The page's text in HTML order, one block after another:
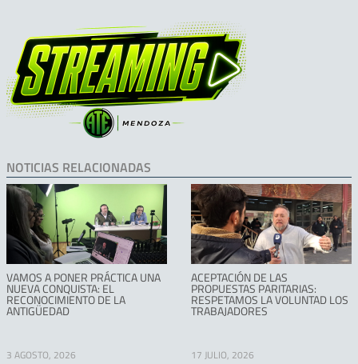
NOTICIAS RELACIONADAS
VAMOS A PONER PRÁCTICA UNA
NUEVA CONQUISTA: EL
RECONOCIMIENTO DE LA
ANTIGÜEDAD
3 AGOSTO, 2026
ACEPTACIÓN DE LAS
PROPUESTAS PARITARIAS:
RESPETAMOS LA VOLUNTAD LOS
TRABAJADORES
17 JULIO, 2026